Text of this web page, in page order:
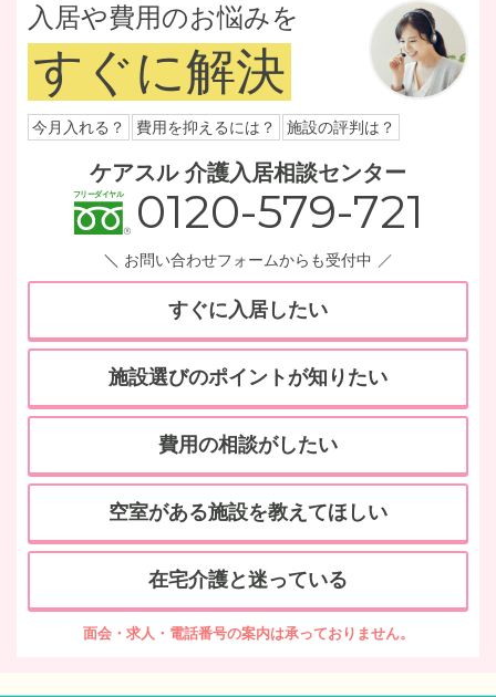
入居や費用のお悩みを
すぐに解決
今月入れる？ 費用を抑えるには？ 施設の評判は？
ケアスル 介護入居相談センター
0120-579-721
お問い合わせフォームからも受付中
すぐに入居したい
施設選びのポイントが知りたい
費用の相談がしたい
空室がある施設を教えてほしい
在宅介護と迷っている
面会・求人・電話番号の案内は承っておりません。